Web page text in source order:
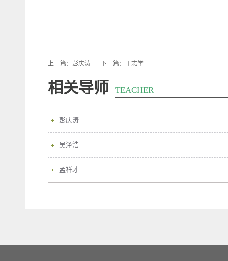
上一篇： 彭庆涛 下一篇： 于志学
相关导师 TEACHER
彭庆涛
吴泽浩
孟祥才